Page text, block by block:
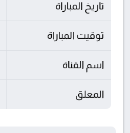
تاريخ المباراة
توقيت المباراة
اسم القناة
المعلق